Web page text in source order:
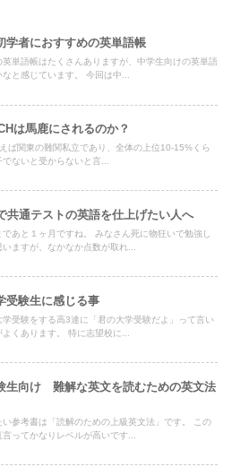
学者におすすめの英単語帳
英単語帳はたくさんありますが、中学生向けの英単語
なと感じています。 今回は中...
は馬鹿にされるのか？
ば関東の難関私立であり、全体の上位10-15%くら
ないと受からないと言...
共通テストの英語を仕上げたい人へ
あと１ヶ月ですね。 みなさん死に物狂いで勉強し
ますが、なかなか点数が取れ...
受験生に感じる事
学受験をする高3達に「君の大学受験だよ」って言い
くあります。 特に志望校に...
生向け 難解な英文を読むための英文法
い参考書は「読解のための上級英文法」です。 この
ってかなりレベルが高いです...